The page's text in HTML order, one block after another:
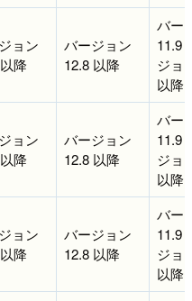
ョン
降
バージョン
12.8 以降
バー
11.9
ジョ
以降
ョン
降
バージョン
12.8 以降
バー
11.9
ジョ
以降
ョン
降
バージョン
12.8 以降
バー
11.9
ジョ
以降